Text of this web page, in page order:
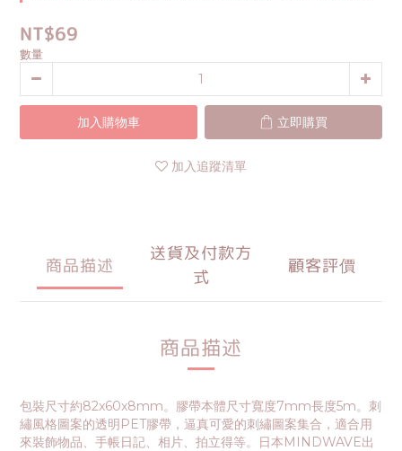
NT$69
數量
加入購物車 立即購買
加入追蹤清單
商品描述
送貨及付款方
式
顧客評價
商品描述
包裝尺寸約82x60x8mm。膠帶本體尺寸寬度7mm長度5m。刺
繡風格圖案的透明PET膠帶，逼真可愛的刺繡圖案集合，適合用
來裝飾物品、手帳日記、相片、拍立得等。日本MINDWAVE出